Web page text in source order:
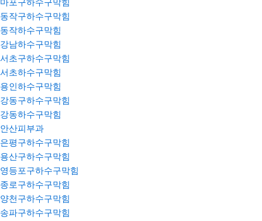
마포구하수구막힘
동작구하수구막힘
동작하수구막힘
강남하수구막힘
서초구하수구막힘
서초하수구막힘
용인하수구막힘
강동구하수구막힘
강동하수구막힘
안산피부과
은평구하수구막힘
용산구하수구막힘
영등포구하수구막힘
종로구하수구막힘
양천구하수구막힘
송파구하수구막힘